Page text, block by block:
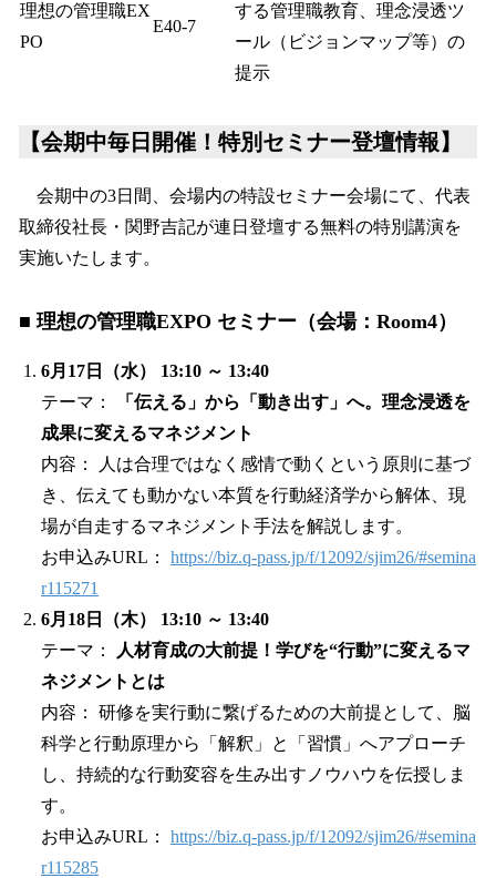
理想の管理職EX
PO
E40-7
する管理職教育、理念浸透ツ
ール（ビジョンマップ等）の
提示
【会期中毎日開催！特別セミナー登壇情報】
会期中の3日間、会場内の特設セミナー会場にて、代表
取締役社長・関野吉記が連日登壇する無料の特別講演を
実施いたします。
■ 理想の管理職EXPO セミナー（会場：Room4）
6月17日（水） 13:10 ～ 13:40
テーマ：
「伝える」から「動き出す」へ。理念浸透を
成果に変えるマネジメント
内容： 人は合理ではなく感情で動くという原則に基づ
き、伝えても動かない本質を行動経済学から解体、現
場が自走するマネジメント手法を解説します。
お申込みURL： https://biz.q-pass.jp/f/12092/sjim26/#semina
r115271
6月18日（木） 13:10 ～ 13:40
テーマ：
人材育成の大前提！学びを“行動”に変えるマ
ネジメントとは
内容： 研修を実行動に繋げるための大前提として、脳
科学と行動原理から「解釈」と「習慣」へアプローチ
し、持続的な行動変容を生み出すノウハウを伝授しま
す。
お申込みURL： https://biz.q-pass.jp/f/12092/sjim26/#semina
r115285